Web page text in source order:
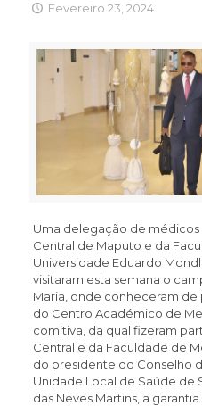
Fevereiro 23, 2024
Uma delegação de
Central de Maputo e da
Universidade Eduardo
visitaram esta semana o
Maria, onde conheceram de
do Centro Académico de
comitiva, da qual fizeram
Central e da Faculdade de
do presidente do Conselho
Unidade Local de Saúde de
das Neves Martins, a